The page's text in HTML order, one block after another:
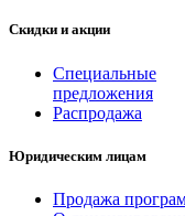
Скидки и акции
Специальные
предложения
Распродажа
Юридическим лицам
Продажа